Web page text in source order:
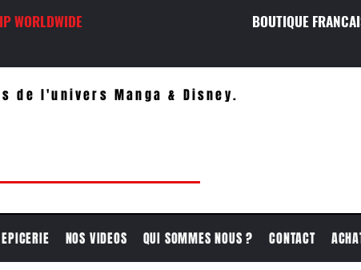
WORLDWIDE BOUTIQUE
de l'univers Manga & Disney.
EPICERIE NOS VIDEOS QUI SOMMES NOUS ? CONTACT